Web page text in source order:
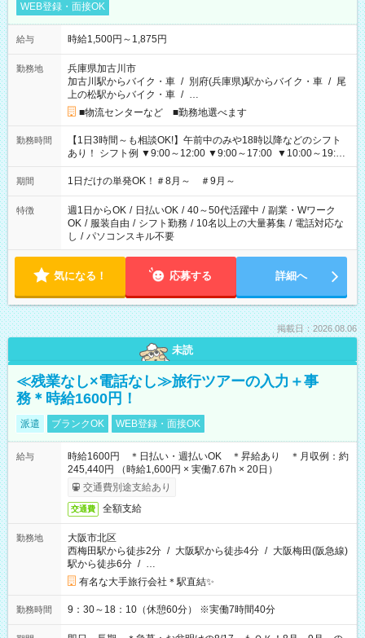
WEB登録・面接OK
給与 時給1,500円～1,875円
勤務地
兵庫県加古川市
加古川駅からバイク・車 / 別府(兵庫県)駅からバイク・車 / 尾
上の松駅からバイク・車 / …
■物流センターなど ■勤務地選べます
勤務時間
【1日3時間～も相談OK!】午前中のみや18時以降などのシフト
あり！ シフト例 ▼9:00～12:00 ▼9:00～17:00 ▼10:00～19:00
▼18:00～21:00
期間 1日だけの単発OK！＃8月～ ＃9月～
特徴 週1日からOK / 日払いOK / 40～50代活躍中 / 副業・Wワーク
OK / 服装自由 / シフト勤務 / 10名以上の大量募集 / 電話対応な
し / パソコンスキル不要
気になる！ 応募する 詳細へ
掲載日：2026.08.06
未読
≪残業なし×電話なし≫旅行ツアーの入力＋事
務＊時給1600円！
派遣 ブランクOK WEB登録・面接OK
給与
時給1600円 ＊日払い・週払いOK ＊昇給あり ＊月収例：約
245,440円 （時給1,600円 × 実働7.67h × 20日）
交通費別途支給あり
交通費 全額支給
勤務地
大阪市北区
西梅田駅から徒歩2分 / 大阪駅から徒歩4分 / 大阪梅田(阪急線)
駅から徒歩6分 / …
有名な大手旅行会社＊駅直結✨
勤務時間 9：30～18：10（休憩60分） ※実働7時間40分